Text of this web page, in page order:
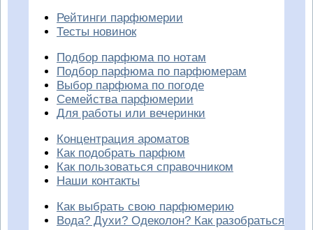
Рейтинги парфюмерии
Тесты новинок
Подбор парфюма по нотам
Подбор парфюма по парфюмерам
Выбор парфюма по погоде
Семейства парфюмерии
Для работы или вечеринки
Концентрация ароматов
Как подобрать парфюм
Как пользоваться справочником
Наши контакты
Как выбрать свою парфюмерию
Вода? Духи? Одеколон? Как разобраться